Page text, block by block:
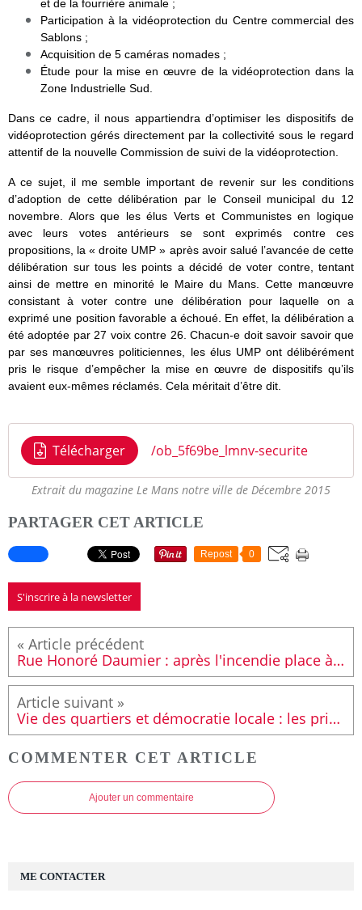
et de la fourrière animale ;
Participation à la vidéoprotection du Centre commercial des
Sablons ;
Acquisition de 5 caméras nomades ;
Étude pour la mise en œuvre de la vidéoprotection dans la
Zone Industrielle Sud.
Dans ce cadre, il nous appartiendra d’optimiser les dispositifs de
vidéoprotection gérés directement par la collectivité sous le regard
attentif de la nouvelle Commission de suivi de la vidéoprotection.
A ce sujet, il me semble important de revenir sur les conditions
d’adoption de cette délibération par le Conseil municipal du 12
novembre. Alors que les élus Verts et Communistes en logique
avec leurs votes antérieurs se sont exprimés contre ces
propositions, la « droite UMP » après avoir salué l’avancée de cette
délibération sur tous les points a décidé de voter contre, tentant
ainsi de mettre en minorité le Maire du Mans. Cette manœuvre
consistant à voter contre une délibération pour laquelle on a
exprimé une position favorable a échoué. En effet, la délibération a
été adoptée par 27 voix contre 26. Chacun-e doit savoir savoir que
par ses manœuvres politiciennes, les élus UMP ont délibérément
pris le risque d’empêcher la mise en œuvre de dispositifs qu’ils
avaient eux-mêmes réclamés. Cela méritait d’être dit.
Télécharger /ob_5f69be_lmnv-securite
Extrait du magazine Le Mans notre ville de Décembre 2015
PARTAGER CET ARTICLE
Repost 0
S'inscrire à la newsletter
Rue Honoré Daumier : après l'incendie place à la réhabilitation des logements et un nouvel immeuble
Vie des quartiers et démocratie locale : les priorités du Mans pour 2016
COMMENTER CET ARTICLE
Ajouter un commentaire
ME CONTACTER